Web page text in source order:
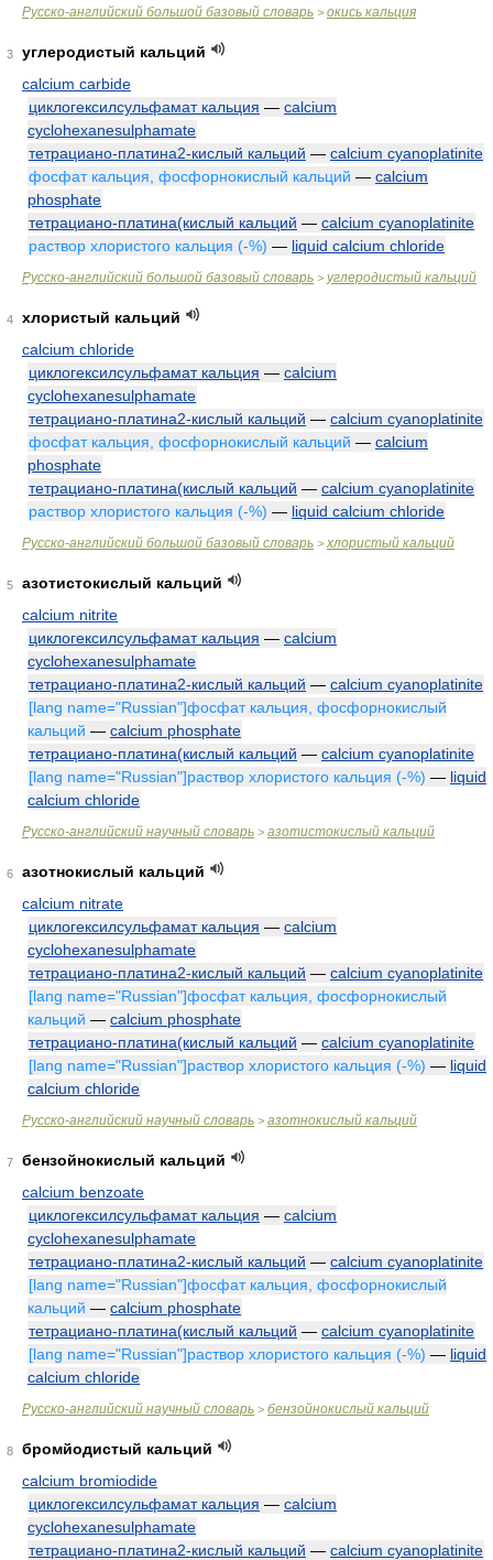
Русско-английский большой базовый словарь > окись кальция
3
углеродистый кальций
calcium carbide
циклогексилсульфамат кальция — calcium
cyclohexanesulphamate
тетрациано-платина2-кислый кальций — calcium cyanoplatinite
фосфат кальция, фосфорнокислый кальций — calcium
phosphate
тетрациано-платина(кислый кальций — calcium cyanoplatinite
раствор хлористого кальция (-%) — liquid calcium chloride
Русско-английский большой базовый словарь > углеродистый кальций
4
хлористый кальций
calcium chloride
циклогексилсульфамат кальция — calcium
cyclohexanesulphamate
тетрациано-платина2-кислый кальций — calcium cyanoplatinite
фосфат кальция, фосфорнокислый кальций — calcium
phosphate
тетрациано-платина(кислый кальций — calcium cyanoplatinite
раствор хлористого кальция (-%) — liquid calcium chloride
Русско-английский большой базовый словарь > хлористый кальций
5
азотистокислый кальций
calcium nitrite
циклогексилсульфамат кальция — calcium
cyclohexanesulphamate
тетрациано-платина2-кислый кальций — calcium cyanoplatinite
[lang name="Russian"]фосфат кальция, фосфорнокислый
кальций — calcium phosphate
тетрациано-платина(кислый кальций — calcium cyanoplatinite
[lang name="Russian"]раствор хлористого кальция (-%) — liquid
calcium chloride
Русско-английский научный словарь > азотистокислый кальций
6
азотнокислый кальций
calcium nitrate
циклогексилсульфамат кальция — calcium
cyclohexanesulphamate
тетрациано-платина2-кислый кальций — calcium cyanoplatinite
[lang name="Russian"]фосфат кальция, фосфорнокислый
кальций — calcium phosphate
тетрациано-платина(кислый кальций — calcium cyanoplatinite
[lang name="Russian"]раствор хлористого кальция (-%) — liquid
calcium chloride
Русско-английский научный словарь > азотнокислый кальций
7
бензойнокислый кальций
calcium benzoate
циклогексилсульфамат кальция — calcium
cyclohexanesulphamate
тетрациано-платина2-кислый кальций — calcium cyanoplatinite
[lang name="Russian"]фосфат кальция, фосфорнокислый
кальций — calcium phosphate
тетрациано-платина(кислый кальций — calcium cyanoplatinite
[lang name="Russian"]раствор хлористого кальция (-%) — liquid
calcium chloride
Русско-английский научный словарь > бензойнокислый кальций
8
бромйодистый кальций
calcium bromiodide
циклогексилсульфамат кальция — calcium
cyclohexanesulphamate
тетрациано-платина2-кислый кальций — calcium cyanoplatinite